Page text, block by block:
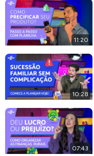
11:20
10:28
07:43